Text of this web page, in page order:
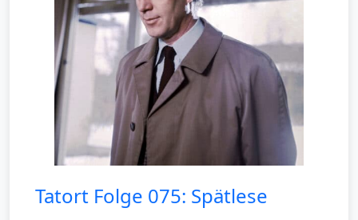
Tatort Folge 075: Spätlese